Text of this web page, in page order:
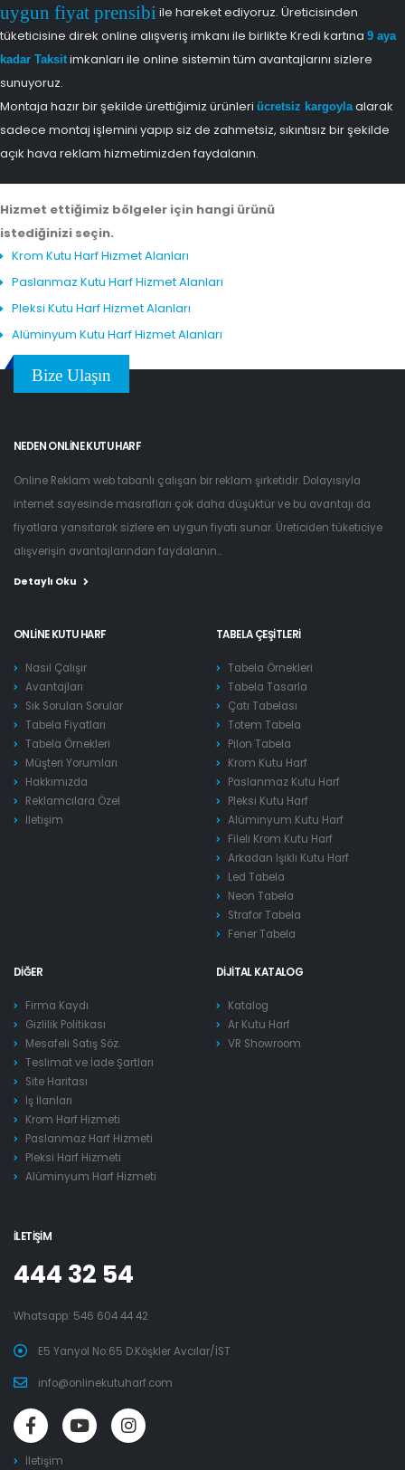
uygun fiyat prensibi ile hareket ediyoruz. Üreticisinden
tüketicisine direk online alışveriş imkanı ile birlikte Kredi kartına 9 aya
kadar Taksitimkanları ile online sistemin tüm avantajlarını sizlere
sunuyoruz.
Montaja hazır bir şekilde ürettiğimiz ürünleri ücretsiz kargoylaalarak
sadece montaj işlemini yapıp siz de zahmetsiz, sıkıntısız bir şekilde
açık hava reklam hizmetimizden faydalanın.
Hizmet ettiğimiz bölgeler için hangi ürünü
istediğinizi seçin.
Krom Kutu Harf Hizmet Alanları
Paslanmaz Kutu Harf Hizmet Alanları
Pleksi Kutu Harf Hizmet Alanları
Alüminyum Kutu Harf Hizmet Alanları
Bize Ulaşın
NEDEN ONLINE KUTU HARF
Online Reklam web tabanlı çalışan bir reklam şirketidir. Dolayısıyla
internet sayesinde masrafları çok daha düşüktür ve bu avantajı da
fiyatlara yansıtarak sizlere en uygun fiyatı sunar. Üreticiden tüketiciye
alışverişin avantajlarından faydalanın...
Detaylı Oku
ONLINE KUTU HARF
Nasıl Çalışır
Avantajları
Sık Sorulan Sorular
Tabela Fiyatları
Tabela Örnekleri
Müşteri Yorumları
Hakkımızda
Reklamcılara Özel
İletişim
TABELA ÇEŞITLERI
Tabela Örnekleri
Tabela Tasarla
Çatı Tabelası
Totem Tabela
Pilon Tabela
Krom Kutu Harf
Paslanmaz Kutu Harf
Pleksi Kutu Harf
Alüminyum Kutu Harf
Fileli Krom Kutu Harf
Arkadan Işıklı Kutu Harf
Led Tabela
Neon Tabela
Strafor Tabela
Fener Tabela
DIĞER
Firma Kaydı
Gizlilik Politikası
Mesafeli Satış Söz.
Teslimat ve İade Şartları
Site Haritası
İş İlanları
Krom Harf Hizmeti
Paslanmaz Harf Hizmeti
Pleksi Harf Hizmeti
Alüminyum Harf Hizmeti
DIJITAL KATALOG
Katalog
Ar Kutu Harf
VR Showroom
İLETIŞIM
444 32 54
Whatsapp: 546 604 44 42
E5 Yanyol No:65 D.Köşkler Avcılar/İST
info@onlinekutuharf.com
İletişim